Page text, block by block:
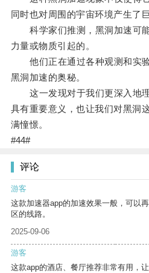
同时也对周围的宇宙环境产生了
科学家们推测，黑洞加速可能
力量或物质引起的。
他们正在通过各种观测和实
黑洞加速的奥秘。
这一发现对于我们更深入地理
具有重要意义，也让我们对黑洞
满憧憬。
#44#
评论
游客
这款加速器app的加速效果一般，可以
区的线路。
2025-09-06
游客
这款app的酒店、餐厅推荐非常有用，